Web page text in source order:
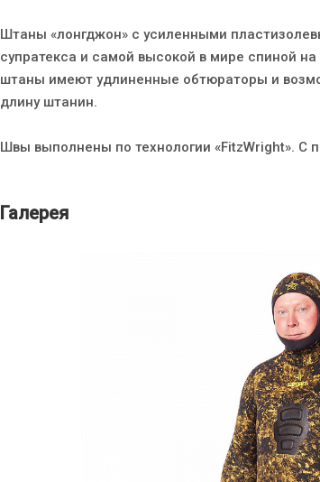
Штаны «лонгджон» с усиленными
супратекса и самой высокой в мире спиной
штаны имеют удлиненные обтюраторы и
длину штанин.
Швы выполнены по технологии «FitzWright». С
Галерея